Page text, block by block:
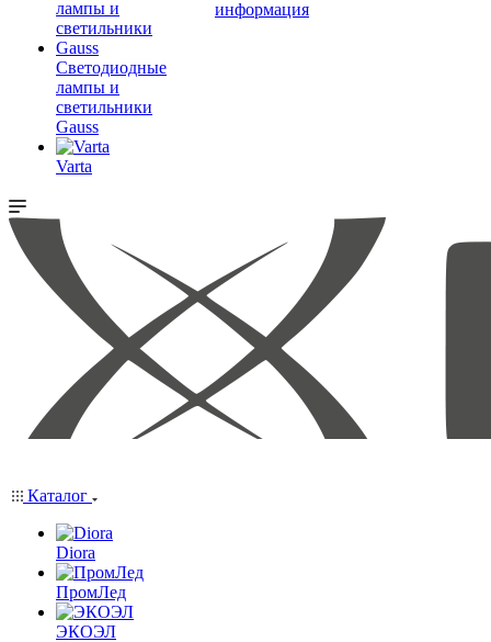
Светодиодные
лампы и
светильники
Gauss
Varta
информация
Каталог
Diora
ПромЛед
ЭКОЭЛ